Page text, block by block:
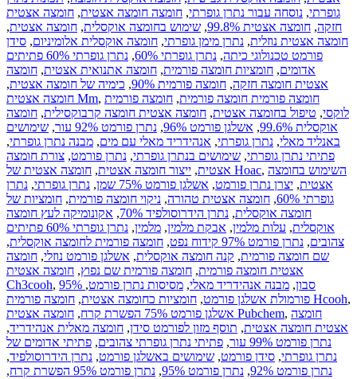
גופרתי, נוסחה עבור נתרן גופרתי, חומצה חומצה אצטית, חומצה אצטית
חזקה, חומצה אצטית 99.8% , שימוש בחומצה אוקסלית, חומצה אצטית,
חומצה אצטית נוזלית, נתרן מימן גופרתי, חומצה אוקסלית אלומיניום, סידן
פורמט טכנולוגי כיתה, נתרן גופרתי 60% ,
נתרן גופרתי 60% פתיתים
אדומים, חומציות חומצה פורמית, חומצה אתנואית אצטית, חומצה
אצטית חומצה חזקה, חומצה פורמית 90% , כימיה של חומצה אצטית,
חומצה אצטית Mm, חומצה פורמית חומצה פורמית, חומצה פורמית
לוקסי, טיפול בחומצה אצטית, חומצה אצטית חומצה קרבוקסילית, חומצה
אוקסלית 99.6%
, אשלגן פורמט 96% , נתרן פורמט 92% עור , שימושים
באנליד מאלי, נתרן גופרתי, אנהידריד מאלי עם מים, מבנה נתרן גופרתי,
פתיתי נתרן גופרתי, שימושים בנתרן גופרתי, נתרן פורמט, צורת חומצה
אצטית, ייצור חומצה אצטית, חומצה אצטית של Hoac, השימוש בחומצה
אצטית, יצרן נתרן פורמט, אשלגן פורמט 75% שמן , נתרן גופרתי, נתרן
גופרתי 60%
, חומצה אצטית טהורה, ניקוי חומצה פורמית, חומציות של
חומצה אוקסלית, נתרן הידרוסולפיד 70% , אקונומיקה לעץ חומצה
אוקסלית, עלות מלמין, אבקת מלמין, מלמין,
נתרן גופרתי 60% פתיתים
צהובים, נתרן פורמט 97% קידוח נפט , חומצה פורמית לחומצה אוקסלית,
שם חומצה פורמית, קנה חומצה אוקסלית, אשלגן פורמט נוזלי, חומצה
אצטית חומצה פורמית, חומצה פורמית שם נפוץ, חומצה אצטית
Ch3cooh, 95% סבון, מבנה אנהידריד מאלי, מסיסות נתרן פורמט,
פורמולת אשלגן פורמט, חומציות כחומצה אצטית, חומצה פורמית Hcooh,
אשלגן פורמט 75% הפשרת קרח
, חומצה אצטית Pubchem, חומצה
אצטית חומצה אצטית, תוסף מזון לפורמט סידן, חומצה מאלית אנהידריד,
נתרן פורמט 99% עור
, פתיתי נתרן גופרתי צהובים, פתיתי אדומים של
נתרן גופרתי, סידן פורמט, שימושים באשלגן פורמט, נתרן הידרוסולפיד,
נתרן פורמט 92%
, נתרן פורמט 95% , נתרן פורמט 95% הפשרת קרח
,